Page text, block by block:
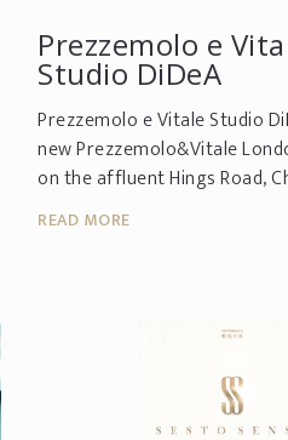
Prezzemolo e
Studio DiDeA
Prezzemolo e Vitale Studio
new Prezzemolo&Vitale
on the affluent Hings Road,
combine the traditions of a
READ MORE